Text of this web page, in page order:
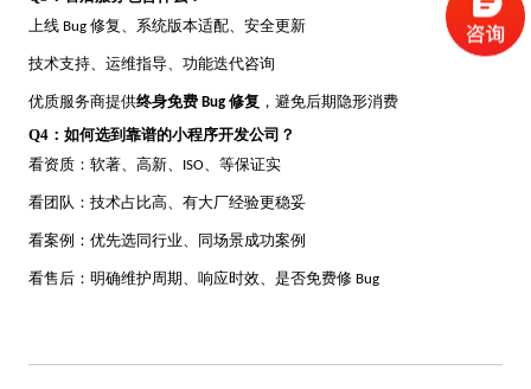
上线 Bug 修复、系统版本适配、安全更新
技术支持、运维指导、功能迭代咨询
优质服务商提供终身免费 Bug 修复 ，避免后期隐形消费
Q4：如何选到靠谱的小程序开发公司？
看资质：软著、高新、
ISO、等保证实
看团队：技术占比高、有大厂经验更稳妥
看案例：优先选同行业、同场景成功案例
看售后：明确维护周期、响应时效、是否免费修 Bug